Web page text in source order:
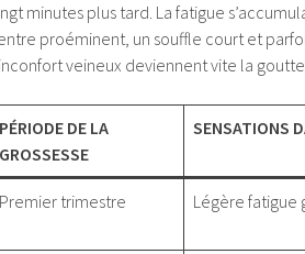
minutes plus tard. La fatigue
proéminent, un souffle court et
veineux deviennent vite la
PÉRIODE DE LA
GROSSESSE
SENSATIONS
Premier trimestre Légère fatigue